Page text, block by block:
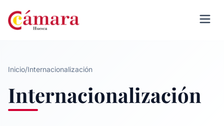
Inicio/Internacionalización
Internacionalización